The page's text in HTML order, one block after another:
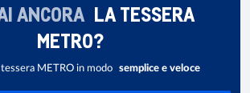
ANCORA LA TESSERA
METRO?
METRO in modo semplice e veloce